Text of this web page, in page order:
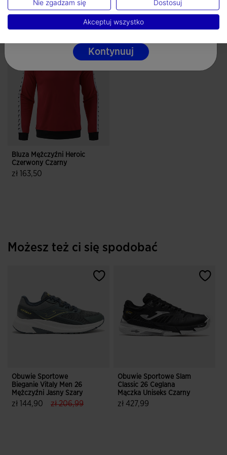
Skompletuj swój look
Bluza Mężczyźni Heroic
Czerwony Czarny
zł 163,50
Możesz też ci się spodobać
Obuwie Sportowe
Bieganie Vitaly Men 26
Mężczyźni Jasny Szary
zł 144,90 label.price.reduced.from
zł 206,99label.price.to
Obuwie Sportowe Slam
Classic 26 Ceglana
Mączka Uniseks Czarny
zł 427,99
Polski
Kontynuuj
Nie zgadzam się Dostosuj
Akceptuj wszystko